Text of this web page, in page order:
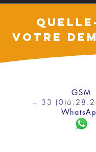
VOTRE
GSM
+ 33